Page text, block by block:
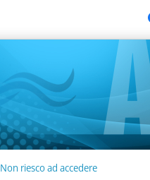
Non riesco ad accedere